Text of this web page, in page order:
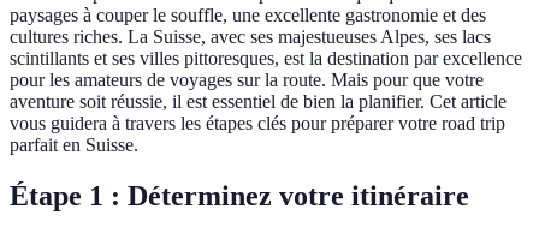
paysages à couper le souffle, une excellente gastronomie et des
cultures riches. La Suisse, avec ses majestueuses Alpes, ses lacs
scintillants et ses villes pittoresques, est la destination par excellence
pour les amateurs de voyages sur la route. Mais pour que votre
aventure soit réussie, il est essentiel de bien la planifier. Cet article
vous guidera à travers les étapes clés pour préparer votre road trip
parfait en Suisse.
Étape 1 : Déterminez votre itinéraire